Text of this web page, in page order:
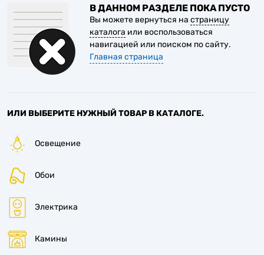
В ДАННОМ РАЗДЕЛЕ ПОКА ПУСТО
Вы можете вернуться на страницу
каталога или воспользоваться
навигацией или поиском по сайту.
Главная страница
ИЛИ ВЫБЕРИТЕ НУЖНЫЙ ТОВАР В КАТАЛОГЕ.
Освещение
Обои
Электрика
Камины